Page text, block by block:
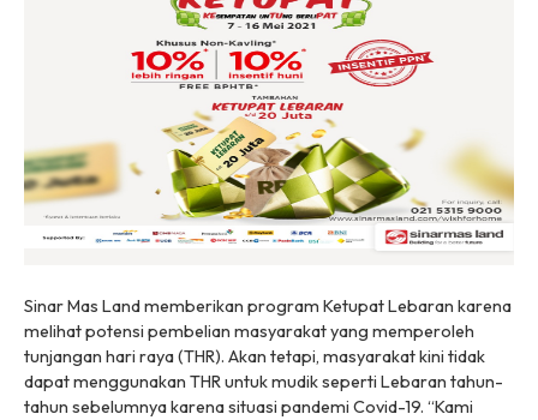
Sinar Mas Land memberikan program Ketupat Lebaran karena
melihat potensi pembelian masyarakat yang memperoleh
tunjangan hari raya (THR). Akan tetapi, masyarakat kini tidak
dapat menggunakan THR untuk mudik seperti Lebaran tahun-
tahun sebelumnya karena situasi pandemi Covid-19. “Kami